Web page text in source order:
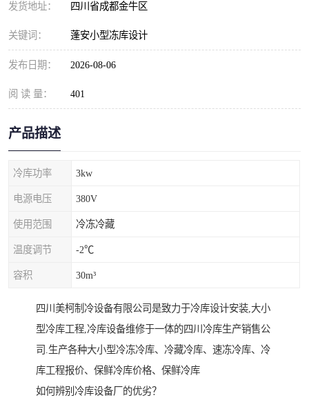
发货地址： 四川省成都金牛区
关键词： 蓬安小型冻库设计
发布日期： 2026-08-06
阅 读 量： 401
产品描述
冷库功率 3kw
电源电压 380V
使用范围 冷冻冷藏
温度调节 -2℃
容积 30m³
四川美柯制冷设备有限公司是致力于冷库设计安装,大小
型冷库工程,冷库设备维修于一体的四川冷库生产销售公
司.生产各种大小型冷冻冷库、冷藏冷库、速冻冷库、冷
库工程报价、保鲜冷库价格、保鲜冷库
如何辨别冷库设备厂的优劣？